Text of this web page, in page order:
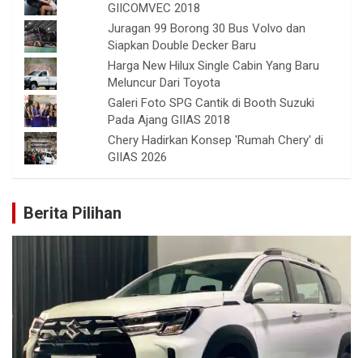
GIICOMVEC 2018
Juragan 99 Borong 30 Bus Volvo dan
Siapkan Double Decker Baru
Harga New Hilux Single Cabin Yang Baru
Meluncur Dari Toyota
Galeri Foto SPG Cantik di Booth Suzuki
Pada Ajang GIIAS 2018
Chery Hadirkan Konsep 'Rumah Chery' di
GIIAS 2026
Berita Pilihan